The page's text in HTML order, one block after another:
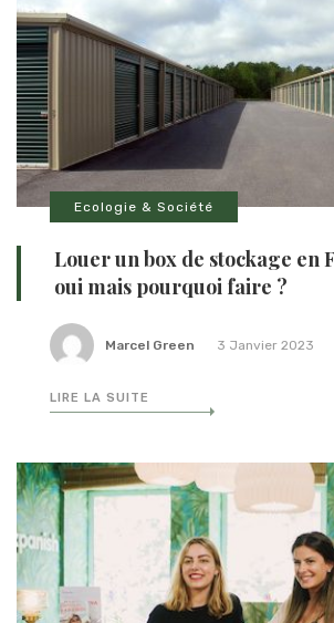
Ecologie & Société
Louer un box de stockage en
oui mais pourquoi faire ?
Marcel Green 3 Janvier 2023
LIRE LA SUITE